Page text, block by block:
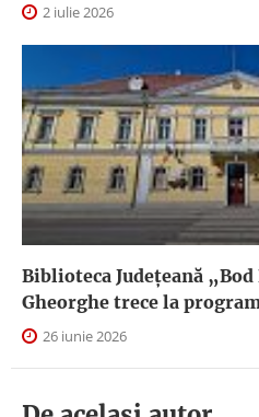
2 iulie 2026
Biblioteca Județeană
Gheorghe trece la
26 iunie 2026